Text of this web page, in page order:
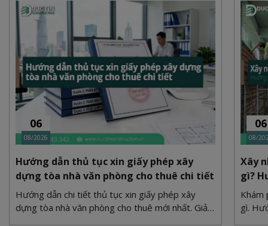
06
08/2026
Hướng dẫn thủ tục xin giấy phép xây
dựng tòa nhà văn phòng cho thuê chi tiết
Hướng dẫn chi tiết thủ tục xin giấy phép xây
dựng tòa nhà văn phòng cho thuê mới nhất. Giải
06
08/
Xây
gì?
Khám
gì.